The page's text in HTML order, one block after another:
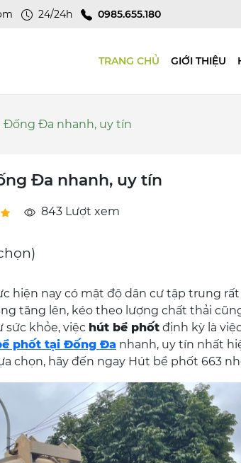
24/24h 0985.655.180
TRANG CHỦ GIỚI THIỆU
Đa nhanh, uy tín
Đa nhanh, uy tín
843 Lượt xem
hiện nay có mật độ dân cư tập trung rất
tăng lên, kéo theo lượng chất thải
sức khỏe, việc hút bể phốt định kỳ là
phốt tại Đống Đa nhanh, uy tín nhất
chọn, hãy đến ngay Hút bể phốt 663